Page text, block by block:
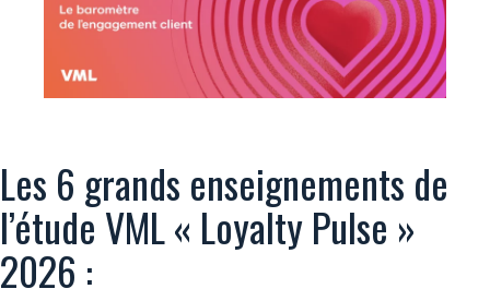
Les 6 grands enseignements de
l’étude VML « Loyalty Pulse »
2026 :